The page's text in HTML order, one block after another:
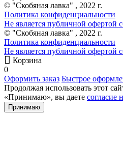
© "Скобяная лавка" , 2022 г.
Политика конфиденциальности
Не является публичной офертой
© "Скобяная лавка" , 2022 г.
Политика конфиденциальности
Не является публичной офертой
Корзина
0
Оформить заказ Быстрое
Продолжая использовать этот
«Принимаю», вы даете согласие
Принимаю